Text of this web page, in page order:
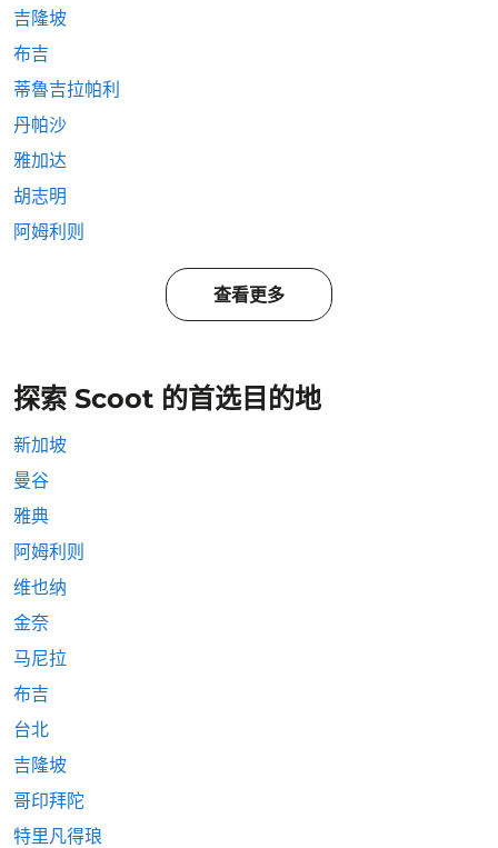
吉隆坡
布吉
蒂魯吉拉帕利
丹帕沙
雅加达
胡志明
阿姆利则
查看更多
探索 Scoot 的首选目的地
新加坡
曼谷
雅典
阿姆利则
维也纳
金奈
马尼拉
布吉
台北
吉隆坡
哥印拜陀
特里凡得琅